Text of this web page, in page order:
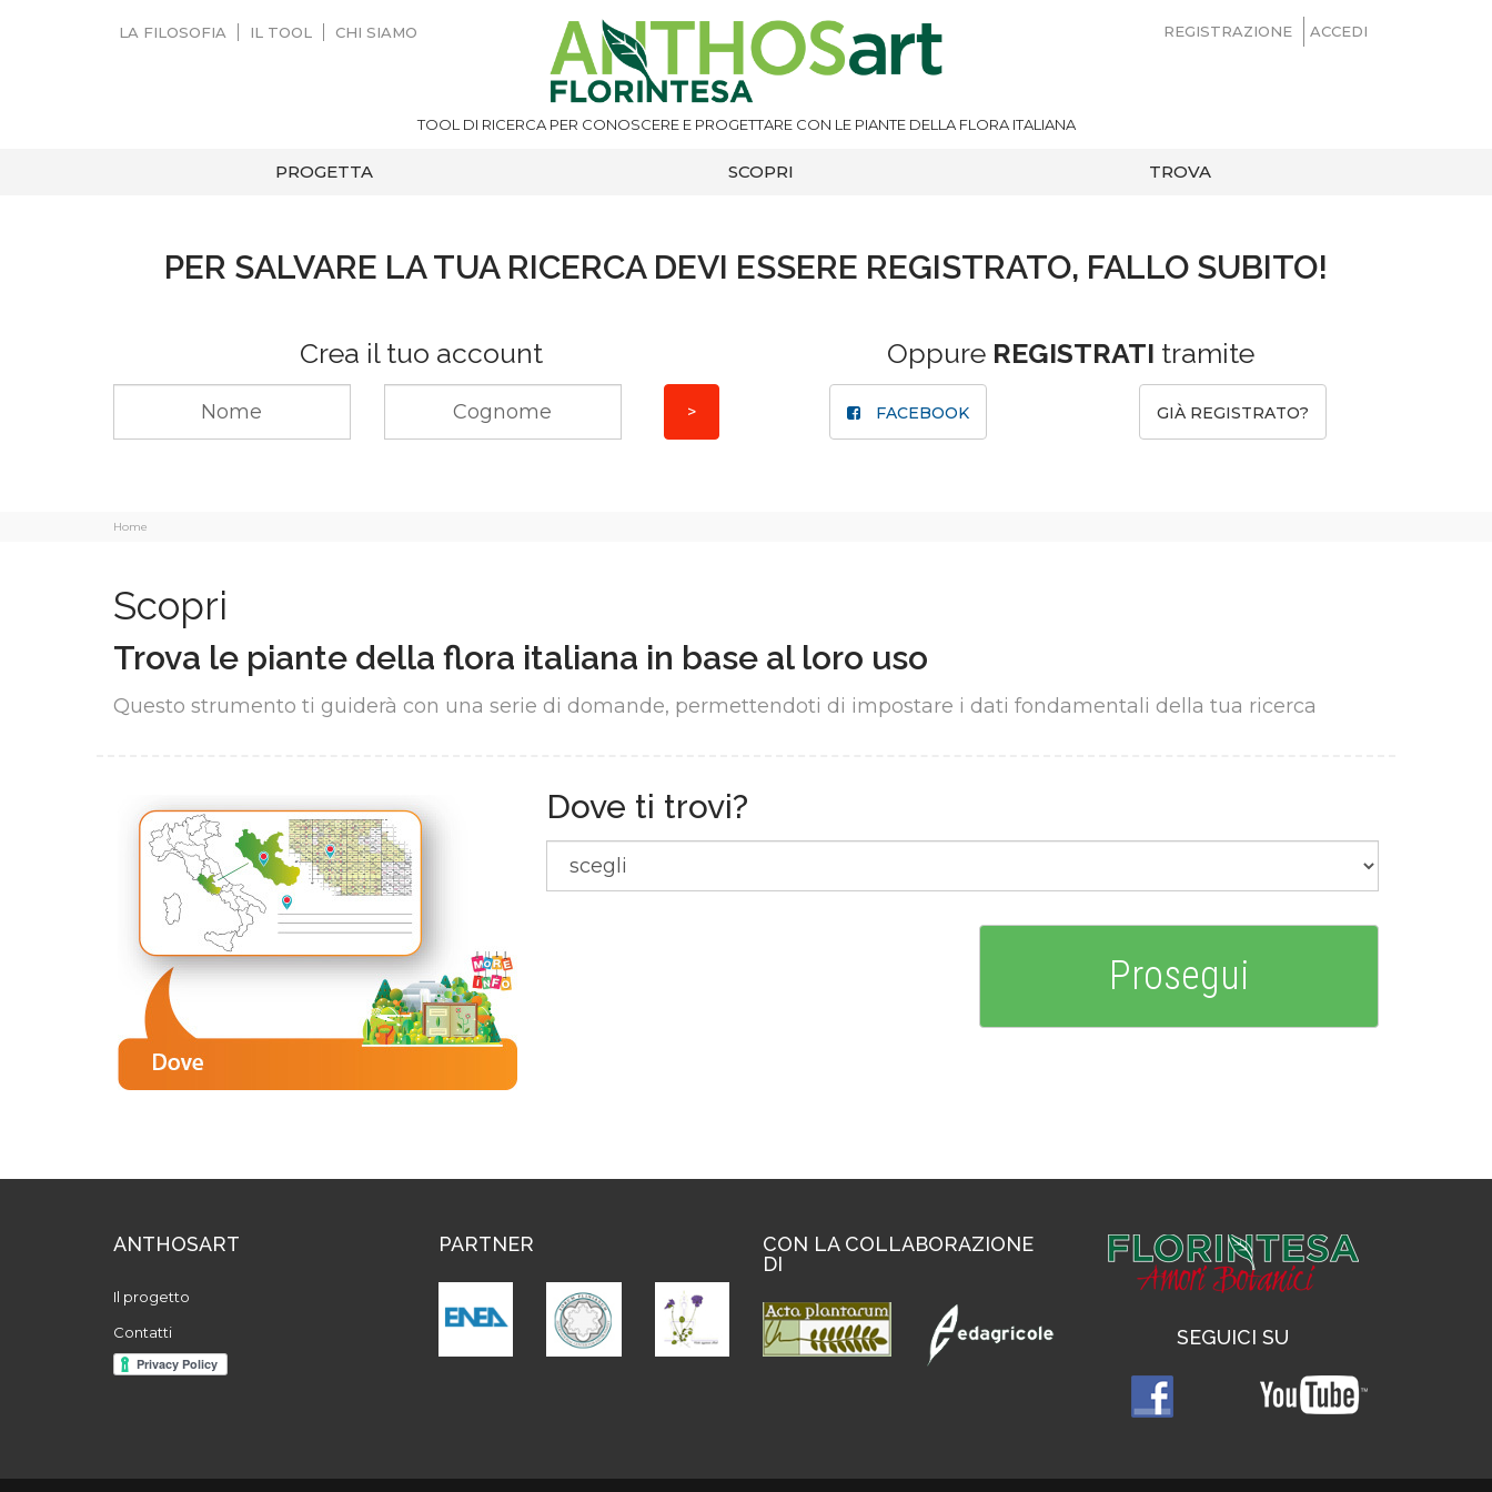
LA FILOSOFIA IL TOOL CHI SIAMO ACCEDI
REGISTRAZIONE
TOOL DI RICERCA PER CONOSCERE E PROGETTARE CON LE PIANTE DELLA FLORA ITALIANA
PROGETTA SCOPRI TROVA
PER SALVARE LA TUA RICERCA DEVI ESSERE REGISTRATO, FALLO SUBITO!
Crea il tuo account Oppure REGISTRATI tramite
FACEBOOK GIÀ REGISTRATO?
Home
Scopri
Trova le piante della flora italiana in base al loro uso
Questo strumento ti guiderà con una serie di domande, permettendoti di impostare i dati fondamentali della tua ricerca
Dove ti trovi?
ANTHOSART
Il progetto
Contatti
PARTNER
CON LA COLLABORAZIONE
DI
SEGUICI SU